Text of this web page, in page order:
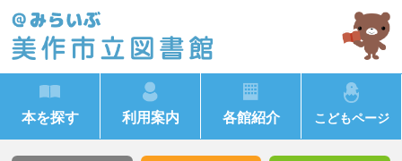
本を探す 利用案内 各館紹介 こどもページ